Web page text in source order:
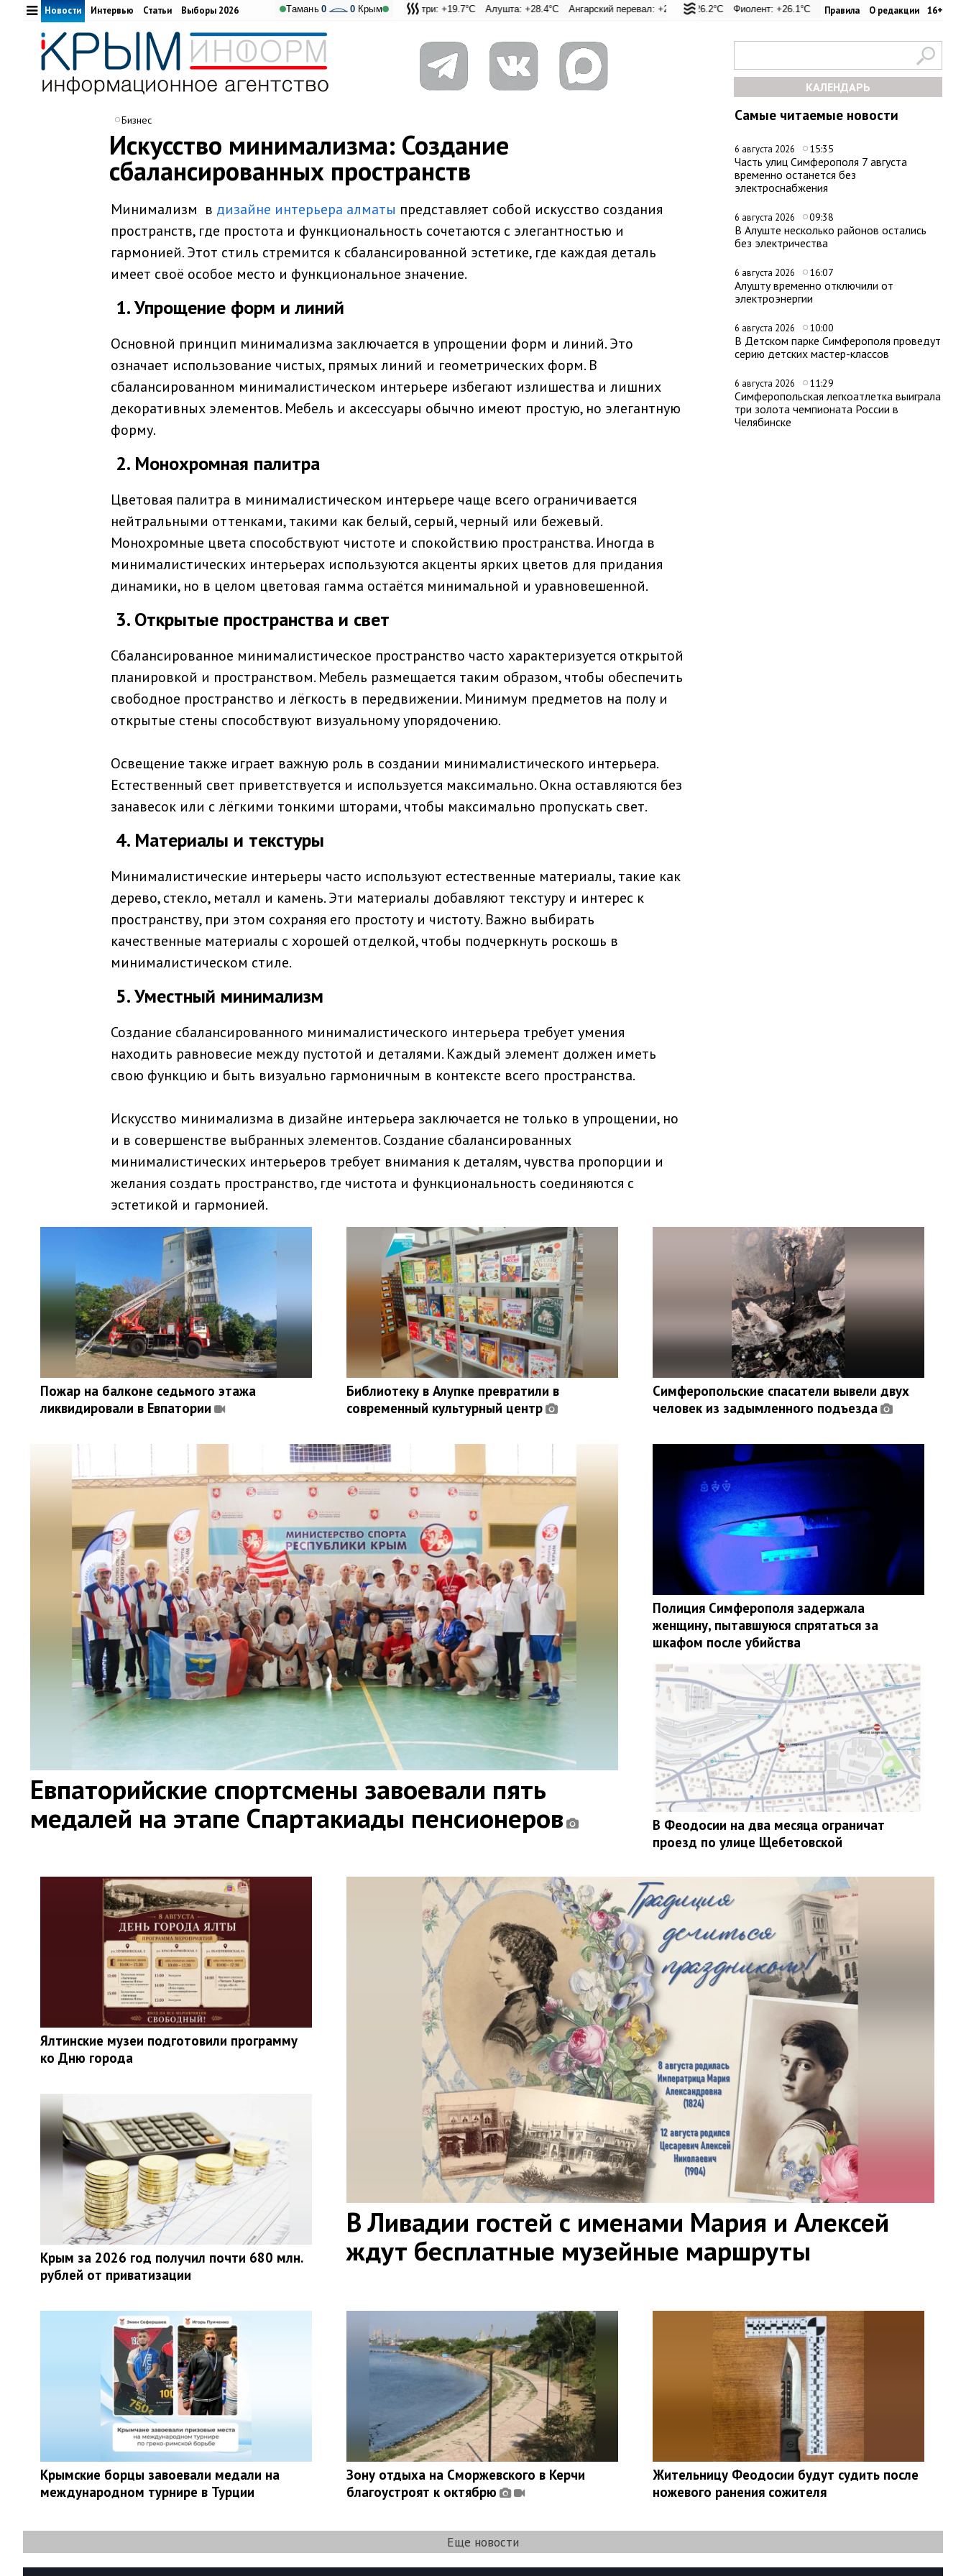
Правила О редакции 16+
Адмиральская Лагуна: +26.2°C Фиолент: +26.1°C Казачья бухта: +26.1°C Херсонес:
Ай-Петри: +19.7°C Алушта: +28.4°C Ангарский перевал: +20.9°C Евпатория: +29.2°C Керчь: +30.6°C Никитский сад: +28.8°C
Тамань 0 0 Крым
Новости Интервью Статьи Выборы 2026
КАЛЕНДАРЬ
Самые читаемые новости
6 августа 2026 15:35
Часть улиц Симферополя 7 августа
временно останется без
электроснабжения
6 августа 2026 09:38
В Алуште несколько районов остались
без электричества
6 августа 2026 16:07
Алушту временно отключили от
электроэнергии
6 августа 2026 10:00
В Детском парке Симферополя проведут
серию детских мастер-классов
6 августа 2026 11:29
Симферопольская легкоатлетка выиграла
три золота чемпионата России в
Челябинске
Бизнес
Искусство минимализма: Создание
сбалансированных пространств
Минимализм в дизайне интерьера алматы представляет собой искусство создания
пространств, где простота и функциональность сочетаются с элегантностью и
гармонией. Этот стиль стремится к сбалансированной эстетике, где каждая деталь
имеет своё особое место и функциональное значение.
1. Упрощение форм и линий
Основной принцип минимализма заключается в упрощении форм и линий. Это
означает использование чистых, прямых линий и геометрических форм. В
сбалансированном минималистическом интерьере избегают излишества и лишних
декоративных элементов. Мебель и аксессуары обычно имеют простую, но элегантную
форму.
2. Монохромная палитра
Цветовая палитра в минималистическом интерьере чаще всего ограничивается
нейтральными оттенками, такими как белый, серый, черный или бежевый.
Монохромные цвета способствуют чистоте и спокойствию пространства. Иногда в
минималистических интерьерах используются акценты ярких цветов для придания
динамики, но в целом цветовая гамма остаётся минимальной и уравновешенной.
3. Открытые пространства и свет
Сбалансированное минималистическое пространство часто характеризуется открытой
планировкой и пространством. Мебель размещается таким образом, чтобы обеспечить
свободное пространство и лёгкость в передвижении. Минимум предметов на полу и
открытые стены способствуют визуальному упорядочению.
Освещение также играет важную роль в создании минималистического интерьера.
Естественный свет приветствуется и используется максимально. Окна оставляются без
занавесок или с лёгкими тонкими шторами, чтобы максимально пропускать свет.
4. Материалы и текстуры
Минималистические интерьеры часто используют естественные материалы, такие как
дерево, стекло, металл и камень. Эти материалы добавляют текстуру и интерес к
пространству, при этом сохраняя его простоту и чистоту. Важно выбирать
качественные материалы с хорошей отделкой, чтобы подчеркнуть роскошь в
минималистическом стиле.
5. Уместный минимализм
Создание сбалансированного минималистического интерьера требует умения
находить равновесие между пустотой и деталями. Каждый элемент должен иметь
свою функцию и быть визуально гармоничным в контексте всего пространства.
Искусство минимализма в дизайне интерьера заключается не только в упрощении, но
и в совершенстве выбранных элементов. Создание сбалансированных
минималистических интерьеров требует внимания к деталям, чувства пропорции и
желания создать пространство, где чистота и функциональность соединяются с
эстетикой и гармонией.
Пожар на балконе седьмого этажа
ликвидировали в Евпатории
Библиотеку в Алупке превратили в
современный культурный центр
Симферопольские спасатели вывели двух
человек из задымленного подъезда
Евпаторийские спортсмены завоевали пять
медалей на этапе Спартакиады пенсионеров
Полиция Симферополя задержала
женщину, пытавшуюся спрятаться за
шкафом после убийства
В Феодосии на два месяца ограничат
проезд по улице Щебетовской
В Ливадии гостей с именами Мария и Алексей
ждут бесплатные музейные маршруты
Ялтинские музеи подготовили программу
ко Дню города
Крым за 2026 год получил почти 680 млн.
рублей от приватизации
Крымские борцы завоевали медали на
международном турнире в Турции
Зону отдыха на Сморжевского в Керчи
благоустроят к октябрю
Жительницу Феодосии будут судить после
ножевого ранения сожителя
Еще новости